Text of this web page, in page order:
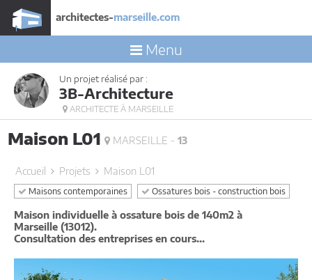
architectes-marseille.com
Menu
Un projet réalisé par :
3B-Architecture
ARCHITECTE À MARSEILLE
Maison L01 MARSEILLE - 13
Accueil Projets Maison L01
Maisons contemporaines Ossatures bois - construction bois
Maison individuelle à ossature bois de 140m2 à
Marseille (13012).
Consultation des entreprises en cours...